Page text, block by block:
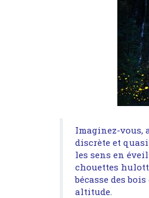
Imaginez-vous,
discrète et
les sens en
chouettes
bécasse des
altitude.